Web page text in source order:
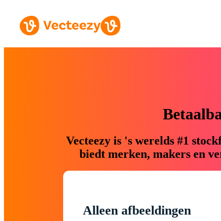
Vecteezy is 's werelds #1
biedt merken, makers en
Alleen afbeeldingen